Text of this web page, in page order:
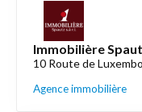
Immobilière
10 Route de
Agence immobilière